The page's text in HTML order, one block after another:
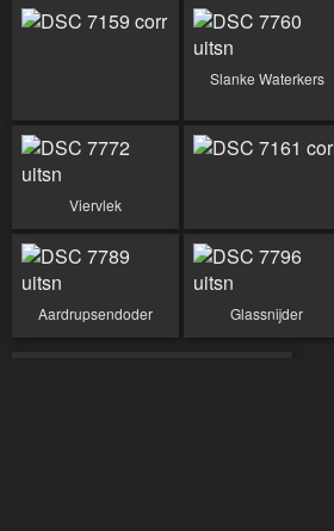
Slanke Waterkers
Viervlek
Aardrupsendoder Glassnijder